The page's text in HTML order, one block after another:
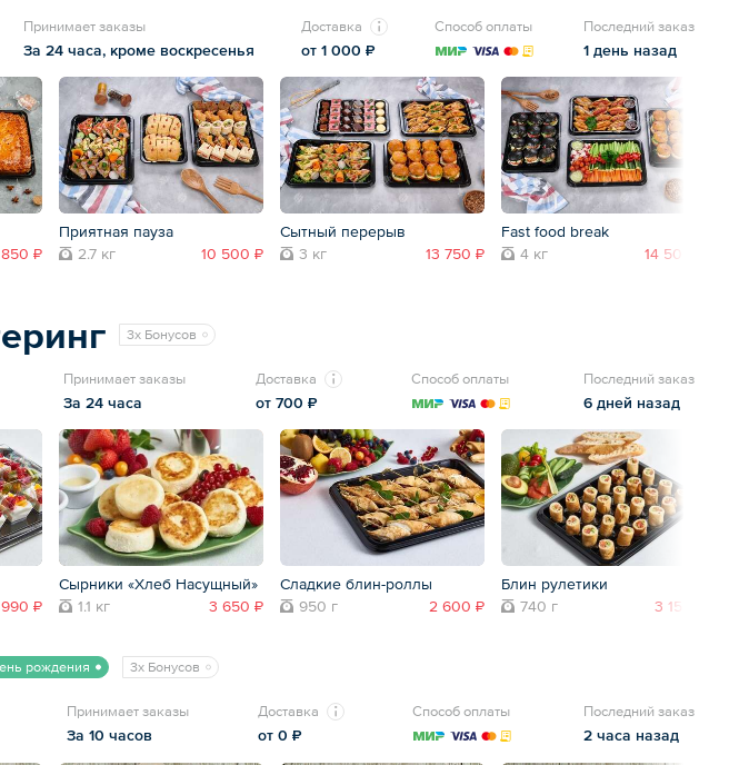
Принимает заказы
За 24 часа, кроме воскресенья
Доставка
от 1 000 ₽
Способ оплаты Последний заказ
1 день назад
₽
Приятная пауза
2.7 кг
10 500 ₽
Сытный перерыв
3 кг
13 750 ₽
Fast food break
4 кг
14 500 ₽
3x Бонусов
Принимает заказы
За 24 часа
Доставка
от 700 ₽
Способ оплаты Последний заказ
6 дней назад
₽
Сырники «Хлеб Насущный»
1.1 кг
3 650 ₽
Сладкие блин-роллы
950 г
2 600 ₽
Блин рулетики
740 г
3 150 ₽
рождения 3x Бонусов
Принимает заказы
За 10 часов
Доставка
от 0 ₽
Способ оплаты Последний заказ
2 часа назад